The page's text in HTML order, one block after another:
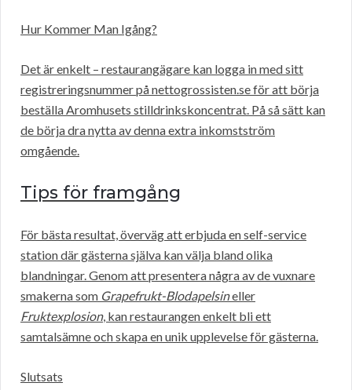
Hur Kommer Man Igång?
Det är enkelt – restaurangägare kan logga in med sitt
registreringsnummer på nettogrossisten.se för att börja
beställa Aromhusets stilldrinkskoncentrat. På så sätt kan
de börja dra nytta av denna extra inkomstström
omgående.
Tips för framgång
För bästa resultat, överväg att erbjuda en self-service
station där gästerna själva kan välja bland olika
blandningar. Genom att presentera några av de vuxnare
smakerna som Grapefrukt-Blodapelsineller
Fruktexplosion, kan restaurangen enkelt bli ett
samtalsämne och skapa en unik upplevelse för gästerna.
Slutsats